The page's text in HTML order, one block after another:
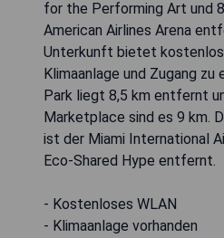
for the Performing Art und
American Airlines Arena
Unterkunft bietet
Klimaanlage und Zugang zu
Park liegt 8,5 km entfernt
Marketplace sind es 9 km.
ist der Miami International
Eco-Shared Hype entfernt.
- Kostenloses WLAN
- Klimaanlage vorhanden